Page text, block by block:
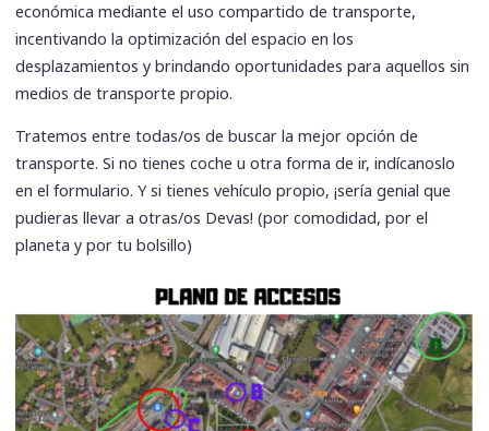
económica mediante el uso compartido de transporte,
incentivando la optimización del espacio en los
desplazamientos y brindando oportunidades para aquellos sin
medios de transporte propio.
Tratemos entre todas/os de buscar la mejor opción de
transporte. Si no tienes coche u otra forma de ir, indícanoslo
en el formulario. Y si tienes vehículo propio, ¡sería genial que
pudieras llevar a otras/os Devas! (por comodidad, por el
planeta y por tu bolsillo)